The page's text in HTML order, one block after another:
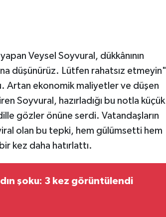
Veysel Soyvural, dükkânının
düşünürüz. Lütfen rahatsız etmeyin"
Artan ekonomik maliyetler ve düşen
Soyvural, hazırladığı bu notla küçük
gözler önüne serdi. Vatandaşların
olan bu tepki, hem gülümsetti hem
kez daha hatırlattı.
şoku: 3 kez görüntülendi